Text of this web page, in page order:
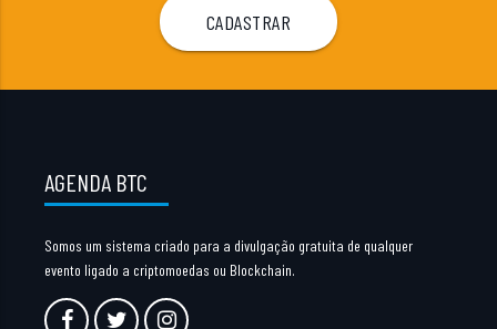
AGENDA BTC
Somos um sistema criado para a divulgação gratuita de qualquer
evento ligado a criptomoedas ou Blockchain.